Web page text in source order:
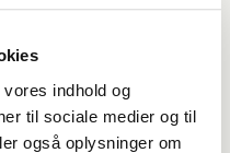
indhold og
til sociale medier og til
også oplysninger om